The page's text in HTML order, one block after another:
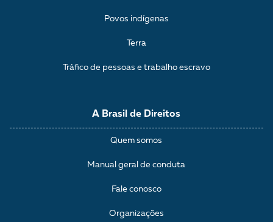
A Brasil de Direitos
Quem somos
Manual geral de conduta
Fale conosco
Organizações
Povos indígenas
Terra
Tráfico de pessoas e trabalho escravo